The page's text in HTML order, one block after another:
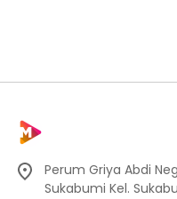
Perum Griya Abdi
Sukabumi Kel.